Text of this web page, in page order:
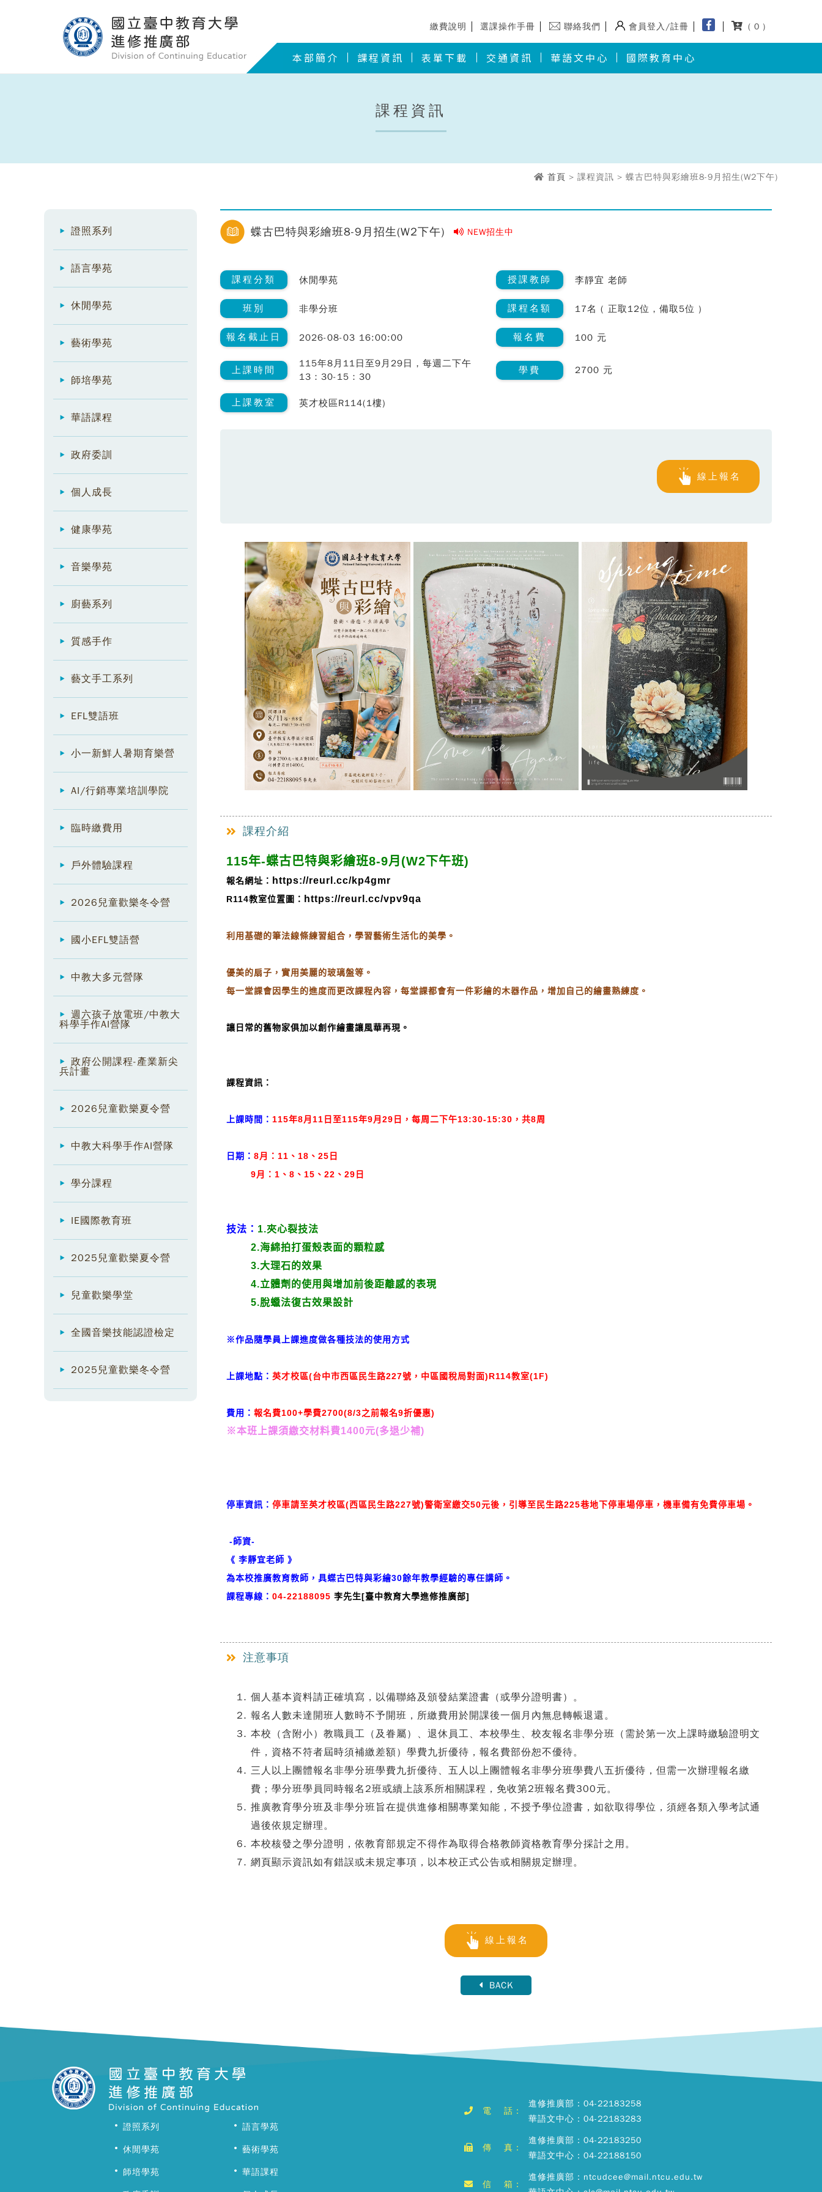
繳費說明 選課操作手冊 聯絡我們 會員登入/註冊 ( 0 )
本部簡介 課程資訊 表單下載 交通資訊 華語文中心 國際教育中心
課程資訊
首頁 > 課程資訊 > 蝶古巴特與彩繪班8-9月招生(W2下午)
證照系列
語言學苑
休閒學苑
藝術學苑
師培學苑
華語課程
政府委訓
個人成長
健康學苑
音樂學苑
廚藝系列
質感手作
藝文手工系列
EFL雙語班
小一新鮮人暑期育樂營
AI/行銷專業培訓學院
臨時繳費用
戶外體驗課程
2026兒童歡樂冬令營
國小EFL雙語營
中教大多元營隊
週六孩子放電班/中教大
科學手作AI營隊
政府公開課程-產業新尖
兵計畫
2026兒童歡樂夏令營
中教大科學手作AI營隊
學分課程
IE國際教育班
2025兒童歡樂夏令營
兒童歡樂學堂
全國音樂技能認證檢定
2025兒童歡樂冬令營
蝶古巴特與彩繪班8-9月招生(W2下午) NEW招生中
課程分類 休閒學苑 授課教師 李靜宜 老師
班別 非學分班 課程名額 17名 ( 正取12位，備取5位 )
報名截止日 2026-08-03 16:00:00 報名費 100 元
上課時間
115年8月11日至9月29日，每週二下午
13：30-15：30
學費 2700 元
上課教室 英才校區R114(1樓)
線上報名
課程介紹
115年-蝶古巴特與彩繪班8-9月 (W2下午班)
報名網址： https://reurl.cc/kp4gmr
R114教室位置圖： https://reurl.cc/vpv9qa
利用基礎的筆法線條練習組合，學習藝術生活化的美學。
優美的扇子，實用美麗的玻璃盤等。
每一堂課會因學生的進度而更改課程內容，每堂課都會有一件彩繪的木器作品，增加自己的繪畫熟練度。
讓日常的舊物家俱加以創作繪畫讓風華再現。
課程資訊：
上課時間： 115年8月11日至115年9月29日，每周二下午13:30-15:30，共8周
日期： 8月：11、18、25 日
9月：1、8、15、22、29日
技法： 1.夾心裂技法
2.海綿拍打蛋殼表面的顆粒感
3.大理石的效果
4.立體劑的使用與增加前後距離感的表現
5.脫蠟法復古效果設計
※作品隨學員上課進度做各種技法的使用方式
上課地點： 英才校區(台中市西區民生路227號，中區國稅局對面)R114教室(1F)
費用： 報名費100+學費2700(8/3之前報名9折優惠)
※本班上課須繳交材料費1400元(多退少補)
停車資訊： 停車請至英才校區(西區民生路227號)警衛室繳交50元後，引導至民生路225巷地下停車場停車，機車備有免費停車場。
-師資-
《 李靜宜老師 》
為本校推廣教育教師，具蝶古巴特與彩繪30餘年教學經驗的專任講師。
課程專線： 04-22188095 李先生[臺中教育大學進修推廣部]
注意事項
個人基本資料請正確填寫，以備聯絡及頒發結業證書（或學分證明書）。
報名人數未達開班人數時不予開班，所繳費用於開課後一個月內無息轉帳退還。
本校（含附小）教職員工（及眷屬）、退休員工、本校學生、校友報名非學分班（需於第一次上課時繳驗證明文
件，資格不符者屆時須補繳差額）學費九折優待，報名費部份恕不優待。
三人以上團體報名非學分班學費九折優待、五人以上團體報名非學分班學費八五折優待，但需一次辦理報名繳
費；學分班學員同時報名2班或續上該系所相關課程，免收第2班報名費300元。
推廣教育學分班及非學分班旨在提供進修相關專業知能，不授予學位證書，如欲取得學位，須經各類入學考試通
過後依規定辦理。
本校核發之學分證明，依教育部規定不得作為取得合格教師資格教育學分採計之用。
網頁顯示資訊如有錯誤或未規定事項，以本校正式公告或相關規定辦理。
線上報名
BACK
證照系列 語言學苑
休閒學苑 藝術學苑
師培學苑 華語課程
電 話：
進修推廣部：04-22183258
華語文中心：04-22183283
傳 真：
進修推廣部：04-22183250
華語文中心：04-22188150
信 箱：
進修推廣部：ntcudcee@mail.ntcu.edu.tw